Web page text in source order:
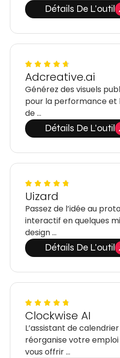
Détails De L'outil
Adcreative.ai
Générez des visuels
pour la performance et
de …
Détails De L'outil
Uizard
Passez de l’idée au
interactif en quelques
design …
Détails De L'outil
Clockwise AI
L’assistant de
réorganise votre
vous offrir …